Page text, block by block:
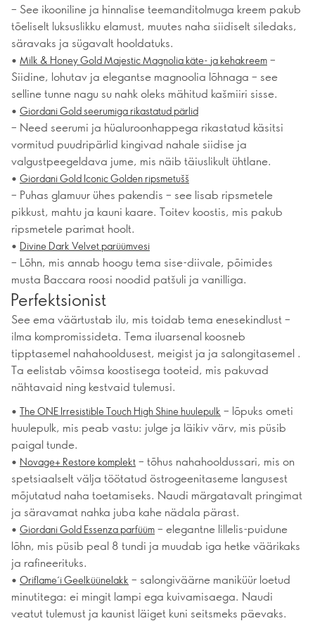
– See ikooniline ja hinnalise teemanditolmuga kreem pakub
tõeliselt luksuslikku elamust, muutes naha siidiselt siledaks,
säravaks ja sügavalt hooldatuks.
• Milk & Honey Gold Majestic Magnolia käte- ja kehakreem –
Siidine, lohutav ja elegantse magnoolia lõhnaga – see
selline tunne nagu su nahk oleks mähitud kašmiiri sisse.
• Giordani Gold seerumiga rikastatud pärlid
– Need seerumi ja hüaluroonhappega rikastatud käsitsi
vormitud puudripärlid kingivad nahale siidise ja
valgustpeegeldava jume, mis näib täiuslikult ühtlane.
• Giordani Gold Iconic Golden ripsmetušš
– Puhas glamuur ühes pakendis – see lisab ripsmetele
pikkust, mahtu ja kauni kaare. Toitev koostis, mis pakub
ripsmetele parimat hoolt.
• Divine Dark Velvet parüümvesi
– Lõhn, mis annab hoogu tema sise-diivale, põimides
musta Baccara roosi noodid patšuli ja vanilliga.
Perfektsionist
See ema väärtustab ilu, mis toidab tema enesekindlust –
ilma kompromissideta. Tema iluarsenal koosneb
tipptasemel nahahooldusest, meigist ja ja salongitasemel .
Ta eelistab võimsa koostisega tooteid, mis pakuvad
nähtavaid ning kestvaid tulemusi.
• The ONE Irresistible Touch High Shine huulepulk – lõpuks ometi
huulepulk, mis peab vastu: julge ja läikiv värv, mis püsib
paigal tunde.
• Novage+ Restore komplekt – tõhus nahahooldussari, mis on
spetsiaalselt välja töötatud östrogeenitaseme langusest
mõjutatud naha toetamiseks. Naudi märgatavalt pringimat
ja säravamat nahka juba kahe nädala pärast.
• Giordani Gold Essenza parfüüm – elegantne lillelis-puidune
lõhn, mis püsib peal 8 tundi ja muudab iga hetke väärikaks
ja rafineerituks.
• Oriflame´i Geelküünelakk – salongiväärne maniküür loetud
minutitega: ei mingit lampi ega kuivamisaega. Naudi
veatut tulemust ja kaunist läiget kuni seitsmeks päevaks.